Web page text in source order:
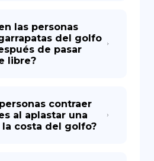
las personas
del golfo
de pasar
libre?
contraer
al aplastar una
costa del golfo?